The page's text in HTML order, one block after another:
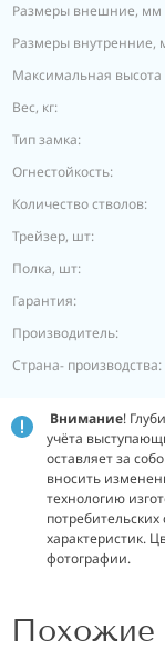
Размеры внешние, мм
Размеры внутренние,
Максимальная высота
Вес, кг:
Тип замка:
Огнестойкость:
Количество стволов:
Трейзер, шт:
Полка, шт:
Гарантия:
Производитель:
Страна- производства:
Внимание!
учёта
оставляет за
вносить
технологию
характеристик.
фотографии.
Похожие